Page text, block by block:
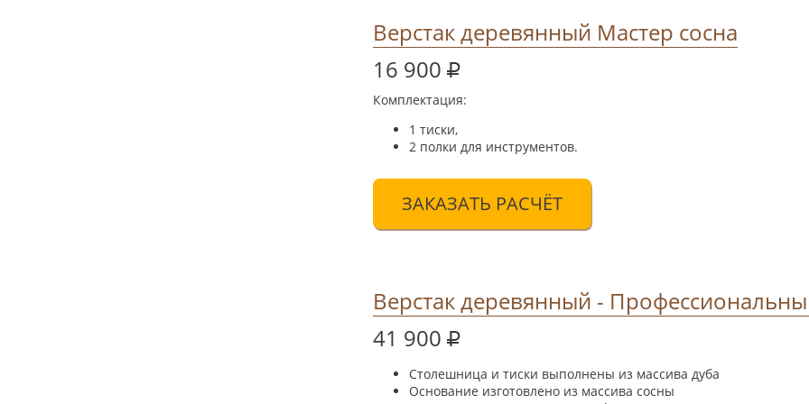
Верстак деревянный Мастер сосна
16 900
Комплектация:
1 тиски,
2 полки для инструментов.
ЗАКАЗАТЬ РАСЧЁТ
Верстак деревянный -
41 900
Столешница и тиски выполнены из массива дуба
Основание изготовлено из массива сосны